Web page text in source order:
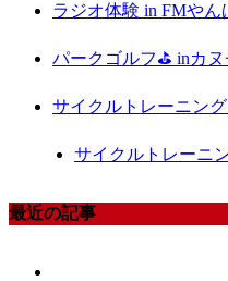
ラジオ体験 in FMやん
パークゴルフ⛳️ inカ
サイクルトレーニング
サイクルトレーニ
最近の記事